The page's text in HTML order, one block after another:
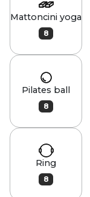
Mattoncini yoga
8
Pilates ball
8
Ring
8